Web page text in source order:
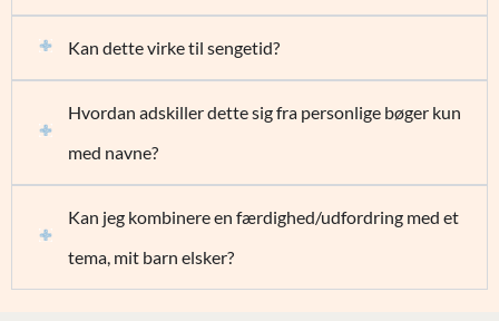
Kan dette virke til sengetid?
Hvordan adskiller dette sig fra personlige bøger kun
med navne?
Kan jeg kombinere en færdighed/udfordring med et
tema, mit barn elsker?